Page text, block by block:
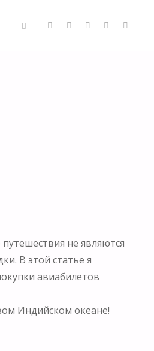
не являются
В этой статье я
авиабилетов
Индийском океане!